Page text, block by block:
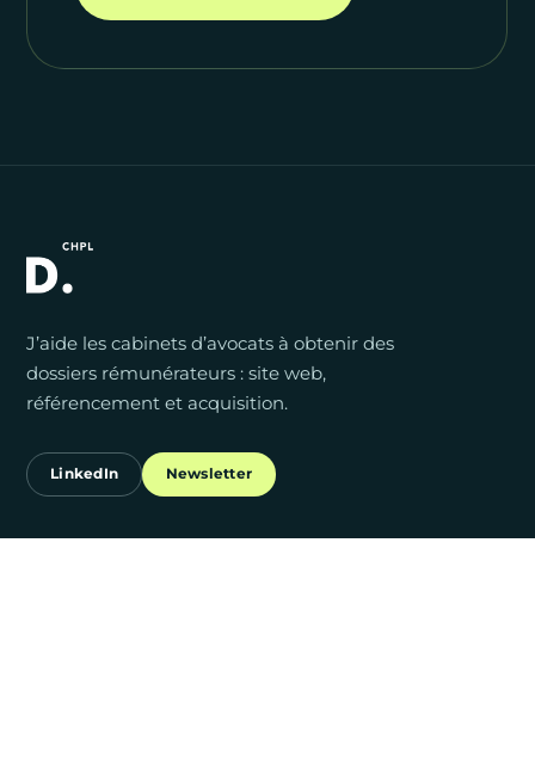
J’aide les cabinets d’avocats à obtenir des
dossiers rémunérateurs : site web,
référencement et acquisition.
LinkedIn Newsletter